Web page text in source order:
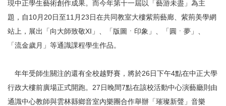
現中正學生藝術創作成果。而今年第十一屆以「藝游未盡」為主
題，自10月20日至11月23日在共同教室大樓紫荊藝廊、紫荊美學網
站上，展出「向大師致敬XI」、「版圖ㆍ印象」、「圓ㆍ夢」、
「流金歲月」等通識課程學生作品。
年年受師生關注的還有全校越野賽，將於26日下午4點在中正大學
行政大樓前廣場正式開跑。27日晚間7點在該校活動中心演藝廳則由
通識中心教師與雲林縣鄉音室內樂團合作舉辦「璀璨新聲」音樂